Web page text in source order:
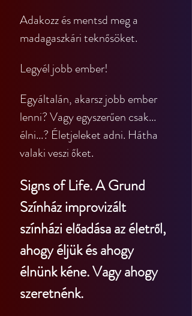
Adakozz és mentsd meg a
madagaszkári teknősöket.
Legyél jobb ember!
Egyáltalán, akarsz jobb ember
lenni? Vagy egyszerűen csak...
élni...? Életjeleket adni. Hátha
valaki veszi őket.
Signs of Life. A Grund
Színház improvizált
színházi előadása az életről,
ahogy éljük és ahogy
élnünk kéne. Vagy ahogy
szeretnénk.